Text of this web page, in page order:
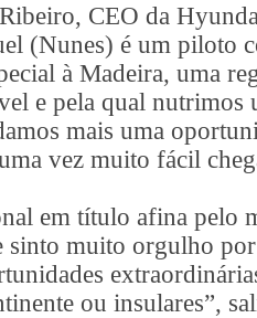
CEO da
(Nunes) é um piloto
à Madeira, uma
e pela qual
mais uma
vez muito fácil
em título afina pelo
sinto muito orgulho
ou insulares”,